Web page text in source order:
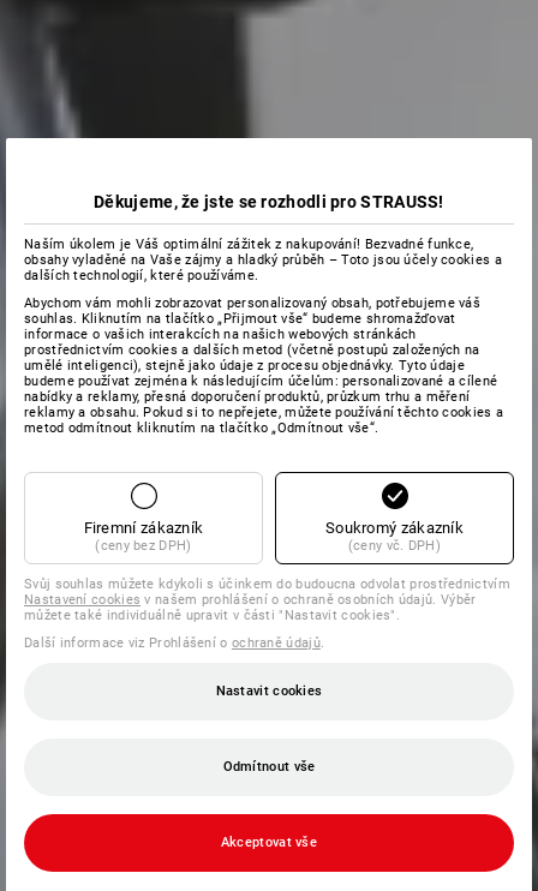
Děkujeme, že jste se rozhodli pro STRAUSS!
Naším úkolem je Váš optimální zážitek z nakupování! Bezvadné funkce,
obsahy vyladěné na Vaše zájmy a hladký průběh – Toto jsou účely cookies a
dalších technologií, které používáme.
Abychom vám mohli zobrazovat personalizovaný obsah, potřebujeme váš
souhlas. Kliknutím na tlačítko „Přijmout vše“ budeme shromažďovat
informace o vašich interakcích na našich webových stránkách
prostřednictvím cookies a dalších metod (včetně postupů založených na
umělé inteligenci), stejně jako údaje z procesu objednávky. Tyto údaje
budeme používat zejména k následujícím účelům: personalizované a cílené
nabídky a reklamy, přesná doporučení produktů, průzkum trhu a měření
reklamy a obsahu. Pokud si to nepřejete, můžete používání těchto cookies a
metod odmítnout kliknutím na tlačítko „Odmítnout vše“.
Firemní zákazník
(ceny bez DPH)
Soukromý zákazník
(ceny vč. DPH)
Svůj souhlas můžete kdykoli s účinkem do budoucna odvolat prostřednictvím
Nastavení cookies v našem prohlášení o ochraně osobních údajů. Výběr
můžete také individuálně upravit v části "Nastavit cookies".
Další informace viz Prohlášení o ochraně údajů.
Nastavit cookies
Odmítnout vše
Akceptovat vše